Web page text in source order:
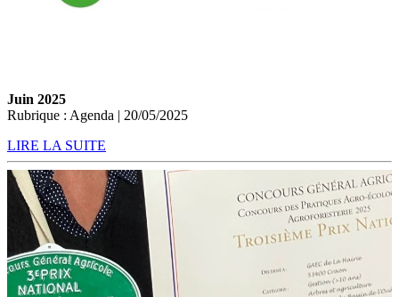
Juin 2025
Rubrique : Agenda | 20/05/2025
LIRE LA SUITE